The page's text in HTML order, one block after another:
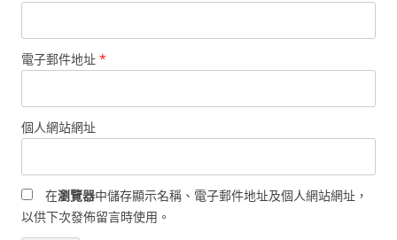
電子郵件地址 *
個人網站網址
在瀏覽器中儲存顯示名稱、電子郵件地址及個人網站網址，
以供下次發佈留言時使用。